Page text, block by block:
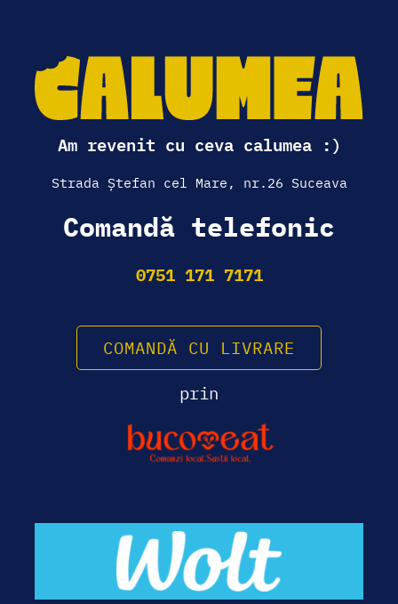
Am revenit cu ceva calumea :)
Strada Ștefan cel Mare, nr.26 Suceava
Comandă telefonic
0751 171 7171
COMANDĂ CU LIVRARE
prin